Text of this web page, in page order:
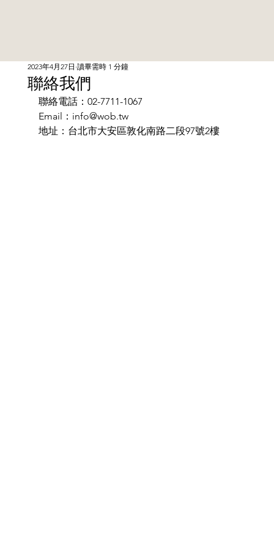
聯絡我們
2023年4月27日 讀畢需時 1 分鐘
聯絡電話：02-7711-1067
Email： info@wob.tw
地址：台北市大安區敦化南路二段97號2樓